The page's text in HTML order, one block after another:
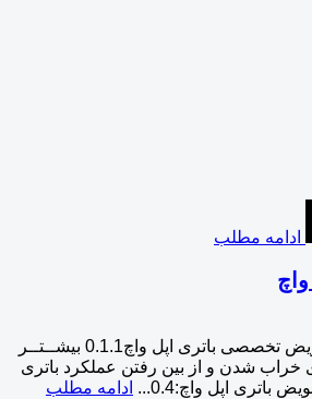
ادامه مطلب
دسترسی سریع0.1 تعویض تخصصی باتری اپل واچ0.1.1 بیشــتــر
نشانه‌های خراب شدن و از بین رفتن عملکرد باتری
ادامه مطلب